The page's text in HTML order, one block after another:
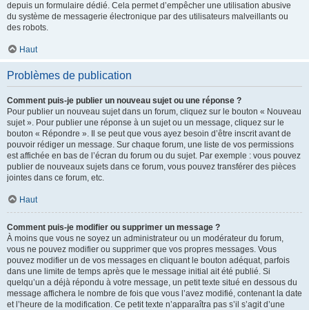
depuis un formulaire dédié. Cela permet d’empêcher une utilisation abusive
du système de messagerie électronique par des utilisateurs malveillants ou
des robots.
Haut
Problèmes de publication
Comment puis-je publier un nouveau sujet ou une réponse ?
Pour publier un nouveau sujet dans un forum, cliquez sur le bouton « Nouveau
sujet ». Pour publier une réponse à un sujet ou un message, cliquez sur le
bouton « Répondre ». Il se peut que vous ayez besoin d’être inscrit avant de
pouvoir rédiger un message. Sur chaque forum, une liste de vos permissions
est affichée en bas de l’écran du forum ou du sujet. Par exemple : vous pouvez
publier de nouveaux sujets dans ce forum, vous pouvez transférer des pièces
jointes dans ce forum, etc.
Haut
Comment puis-je modifier ou supprimer un message ?
À moins que vous ne soyez un administrateur ou un modérateur du forum,
vous ne pouvez modifier ou supprimer que vos propres messages. Vous
pouvez modifier un de vos messages en cliquant le bouton adéquat, parfois
dans une limite de temps après que le message initial ait été publié. Si
quelqu’un a déjà répondu à votre message, un petit texte situé en dessous du
message affichera le nombre de fois que vous l’avez modifié, contenant la date
et l’heure de la modification. Ce petit texte n’apparaîtra pas s’il s’agit d’une